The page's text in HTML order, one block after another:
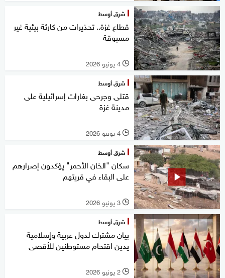
شرق أوسط
قطاع غزة.. تحذيرات من كارثة بيئية غير
مسبوقة
l 4 يونيو 2026
شرق أوسط
قتلى وجرحى بغارات إسرائيلية على
مدينة غزة
l 4 يونيو 2026
شرق أوسط
سكان "الخان الأحمر" يؤكدون إصرارهم
على البقاء في قريتهم
l 3 يونيو 2026
شرق أوسط
بيان مشترك لدول عربية وإسلامية
يدين اقتحام مستوطنين للأقصى
l 2 يونيو 2026